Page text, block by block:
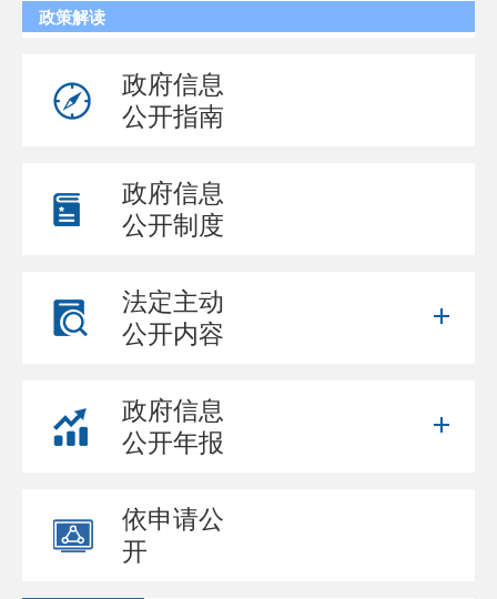
政策解读
政府信息
公开指南
政府信息
公开制度
法定主动
公开内容
政府信息
公开年报
依申请公
开